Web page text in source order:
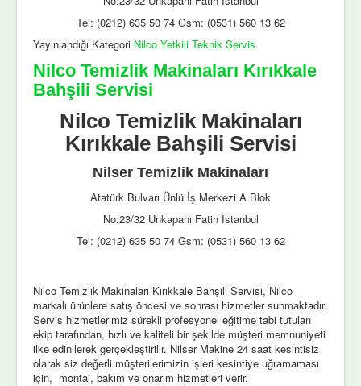
Tel: (0212) 635 50 74 Gsm: (0531) 560 13 62
Yayınlandığı Kategori Nilco Yetkili Teknik Servis
Nilco Temizlik Makinaları Kırıkkale
Bahşili Servisi
Nilco Temizlik Makinaları
Kırıkkale Bahşili Servisi
Nilser Temizlik Makinaları
Atatürk Bulvarı Ünlü İş Merkezi A Blok
No:23/32 Unkapanı Fatih İstanbul
Tel: (0212) 635 50 74 Gsm: (0531) 560 13 62
Nilco Temizlik Makinaları Kırıkkale Bahşili Servisi, Nilco
markalı ürünlere satış öncesi ve sonrası hizmetler sunmaktadır.
Servis hizmetlerimiz sürekli profesyonel eğitime tabi tutulan
ekip tarafından, hızlı ve kaliteli bir şekilde müşteri memnuniyeti
ilke edinilerek gerçekleştirilir. Nilser Makine 24 saat kesintisiz
olarak siz değerli müşterilerimizin işleri kesintiye uğramaması
için, montaj, bakım ve onarım hizmetleri verir.